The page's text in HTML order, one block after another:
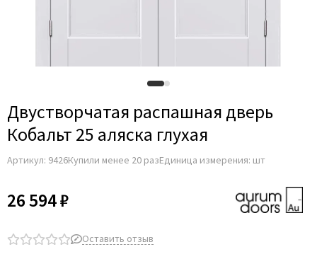
Двустворчатая распашная дверь
Кобальт 25 аляска глухая
Артикул: 9426Купили менее 20 разЕдиница измерения: шт
26 594 ₽
Оставить отзыв